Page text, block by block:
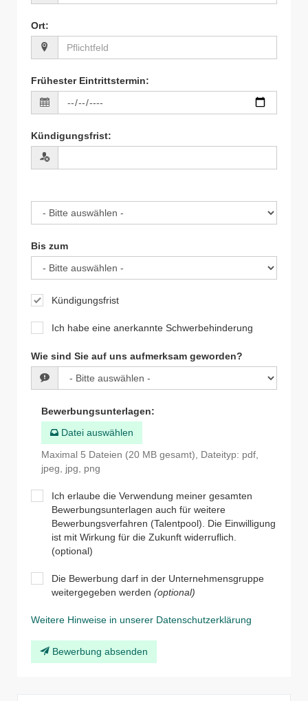
Ort:
Frühester Eintrittstermin:
Kündigungsfrist:
Bis zum
Kündigungsfrist
Ich habe eine anerkannte Schwerbehinderung
Wie sind Sie auf uns aufmerksam geworden?
Bewerbungsunterlagen:
Datei auswählen
Maximal 5 Dateien (20 MB gesamt), Dateityp: pdf,
jpeg, jpg, png
Ich erlaube die Verwendung meiner gesamten
Bewerbungsunterlagen auch für weitere
Bewerbungsverfahren (Talentpool). Die Einwilligung
ist mit Wirkung für die Zukunft widerruflich.
(optional)
Die Bewerbung darf in der Unternehmensgruppe
weitergegeben werden (optional)
Weitere Hinweise in unserer Datenschutzerklärung
Bewerbung absenden